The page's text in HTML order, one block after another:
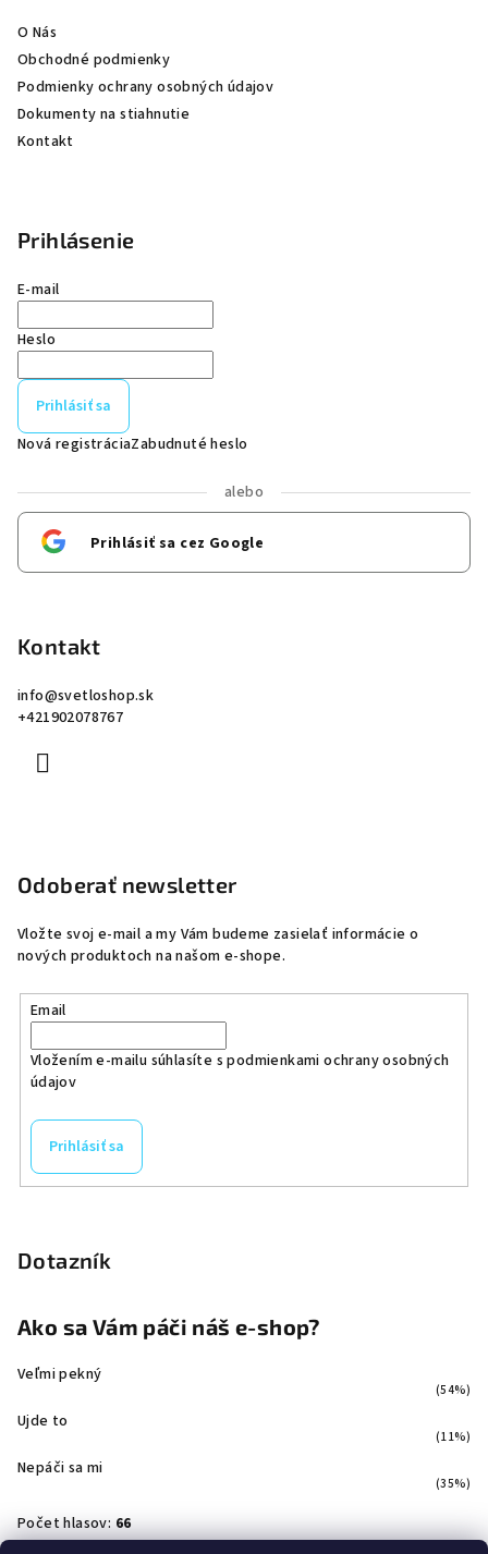
O Nás
Obchodné podmienky
Podmienky ochrany osobných údajov
Dokumenty na stiahnutie
Kontakt
Prihlásenie
E-mail
Heslo
Prihlásiť sa
Nová registráciaZabudnuté heslo
alebo
Prihlásiť sa cez Google
Kontakt
info@svetloshop.sk
+421902078767
Odoberať newsletter
Vložte svoj e-mail a my Vám budeme zasielať informácie o
nových produktoch na našom e-shope.
Email
Vložením e-mailu súhlasíte spodmienkami ochrany osobných
údajov
Prihlásiť sa
Dotazník
Ako sa Vám páči náš e-shop?
Veľmi pekný
(54%)
Ujde to
(11%)
Nepáči sa mi
(35%)
Počet hlasov: 66